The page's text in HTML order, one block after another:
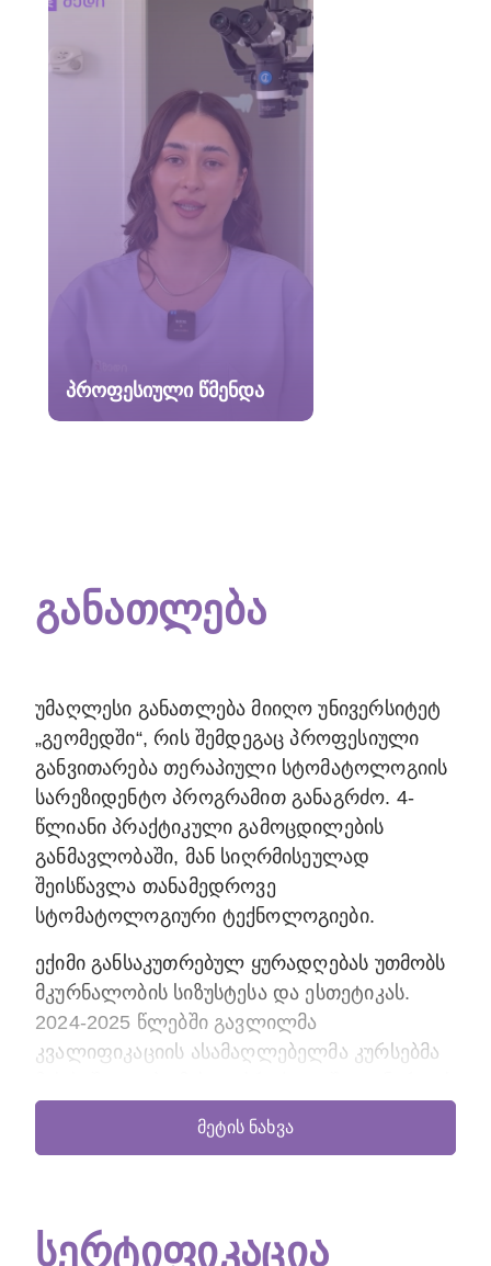
პროფესიული წმენდა
განათლება
უმაღლესი განათლება მიიღო უნივერსიტეტ
„გეომედში“, რის შემდეგაც პროფესიული
განვითარება თერაპიული სტომატოლოგიის
სარეზიდენტო პროგრამით განაგრძო. 4-
წლიანი პრაქტიკული გამოცდილების
განმავლობაში, მან სიღრმისეულად
შეისწავლა თანამედროვე
სტომატოლოგიური ტექნოლოგიები.
ექიმი განსაკუთრებულ ყურადღებას უთმობს
მკურნალობის სიზუსტესა და ესთეტიკას.
2024-2025 წლებში გავლილმა
კვალიფიკაციის ასამაღლებელმა კურსებმა
ფრონტალური კბილების რესტავრაცია
მიკროსკოპის ქვეშ და გამოიყენოს
მოზრდილებს, ისე პატარა პაციენტებს, რაც
მის მრავალმხრივ პროფესიონალიზმზე
მეტის ნახვა
სერტიფიკაცია